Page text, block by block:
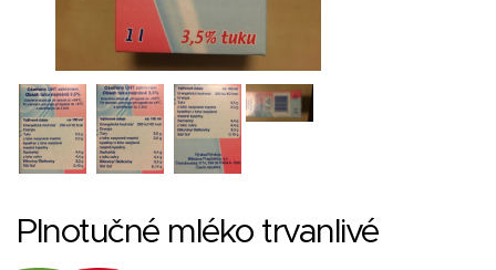
Plnotučné mléko trvanlivé